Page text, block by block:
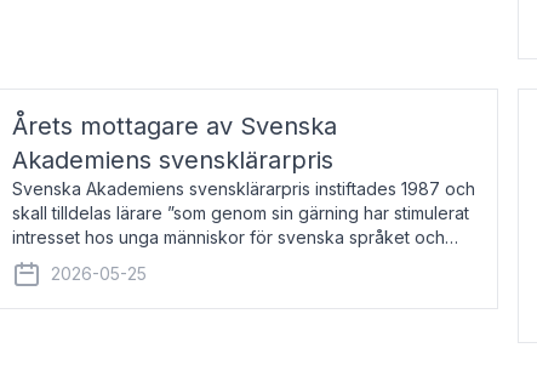
Årets mottagare av Svenska
Akademiens svensklärarpris
Svenska Akademiens svensklärarpris instiftades 1987 och
skall tilldelas lärare ”som genom sin gärning har stimulerat
intresset hos unga människor för svenska språket och
litteraturen”. Prisutdelning och samtal med pristagarna
äger rum under
2026-05-25